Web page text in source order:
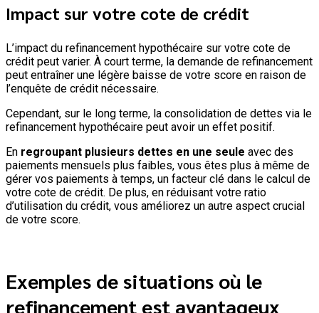
Impact sur votre cote de crédit
L’impact du refinancement hypothécaire sur votre cote de
crédit peut varier. À court terme, la demande de refinancement
peut entraîner une légère baisse de votre score en raison de
l’enquête de crédit nécessaire.
Cependant, sur le long terme, la consolidation de dettes via le
refinancement hypothécaire peut avoir un effet positif.
En regroupant plusieurs dettes en une seule avec des
paiements mensuels plus faibles, vous êtes plus à même de
gérer vos paiements à temps, un facteur clé dans le calcul de
votre cote de crédit. De plus, en réduisant votre ratio
d’utilisation du crédit, vous améliorez un autre aspect crucial
de votre score.
Exemples de situations où le
refinancement est avantageux